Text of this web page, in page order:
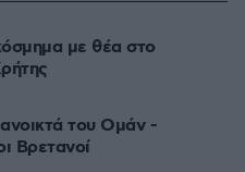
με θέα στο
του Ομάν -
Βρετανοί